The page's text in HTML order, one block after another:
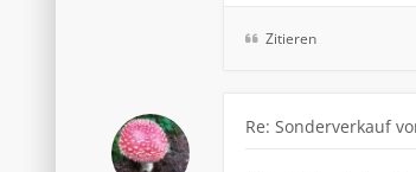
Zitieren
Re: Sonderverkauf